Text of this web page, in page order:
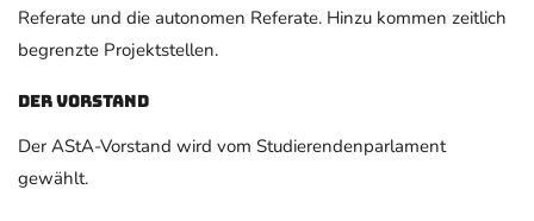
Referate und die autonomen Referate. Hinzu kommen zeitlich
begrenzte Projektstellen.
Der Vorstand
Der AStA-Vorstand wird vom Studierendenparlament
gewählt.